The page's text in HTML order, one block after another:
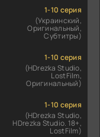
1-10 серия
(Украинский,
Оригинальный,
Субтитры)
1-10 серия
(HDrezka Studio,
LostFilm,
Оригинальный)
1-10 серия
(HDrezka Studio,
HDrezka Studio. 18+,
LostFilm)